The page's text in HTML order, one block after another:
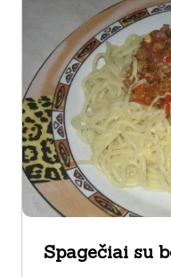
Spagečiai su